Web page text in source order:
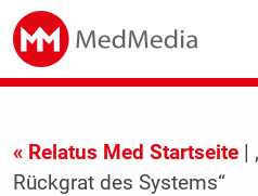
« Relatus Med Startseite|
Rückgrat des Systems“